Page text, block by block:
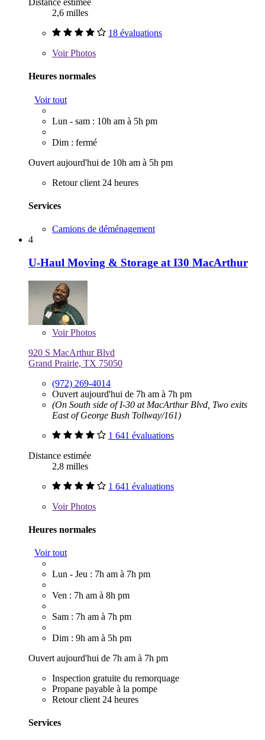
Distance estimée
2,6 milles
18 évaluations
VoirPhotos
Heures normales
Voir tout
Lun - sam : 10h am à 5h pm
Dim : fermé
Ouvert aujourd'hui de 10h am à 5h pm
Retour client 24 heures
Services
Camions de déménagement
4
U-Haul Moving & Storage at I30 MacArthur
VoirPhotos
920 S MacArthur Blvd
Grand Prairie, TX 75050
(972) 269-4014
Ouvert aujourd'hui de 7h am à 7h pm
(On South side of I-30 at MacArthur Blvd, Two exits
East of George Bush Tollway/161)
1 641 évaluations
Distance estimée
2,8 milles
1 641 évaluations
VoirPhotos
Heures normales
Voir tout
Lun - Jeu : 7h am à 7h pm
Ven : 7h am à 8h pm
Sam : 7h am à 7h pm
Dim : 9h am à 5h pm
Ouvert aujourd'hui de 7h am à 7h pm
Inspection gratuite du remorquage
Propane payable à la pompe
Retour client 24 heures
Services